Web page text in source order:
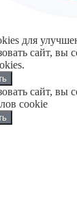
для
сайт, вы
сайт, вы
cookie